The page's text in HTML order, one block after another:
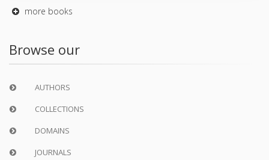
more books
Browse our
AUTHORS
COLLECTIONS
DOMAINS
JOURNALS